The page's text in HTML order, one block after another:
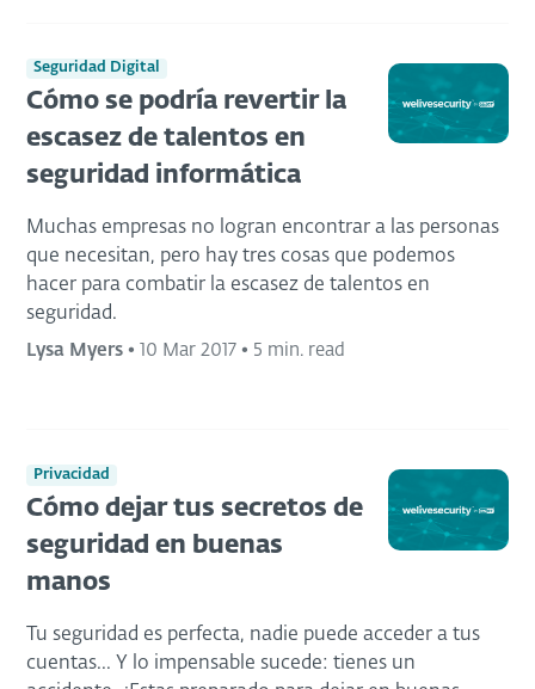
Seguridad Digital
Cómo se podría revertir la
escasez de talentos en
seguridad informática
Muchas empresas no logran encontrar a las personas
que necesitan, pero hay tres cosas que podemos
hacer para combatir la escasez de talentos en
seguridad.
Lysa Myers • 10 Mar 2017 • 5 min. read
Privacidad
Cómo dejar tus secretos de
seguridad en buenas
manos
Tu seguridad es perfecta, nadie puede acceder a tus
cuentas... Y lo impensable sucede: tienes un